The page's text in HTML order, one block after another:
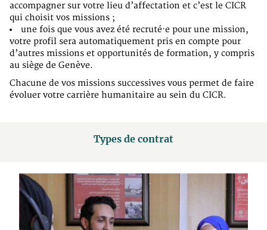
accompagner sur votre lieu d’affectation et c’est le CICR
qui choisit vos missions ;
une fois que vous avez été recruté·e pour une mission,
votre profil sera automatiquement pris en compte pour
d’autres missions et opportunités de formation, y compris
au siège de Genève.
Chacune de vos missions successives vous permet de faire
évoluer votre carrière humanitaire au sein du CICR.
Types de contrat